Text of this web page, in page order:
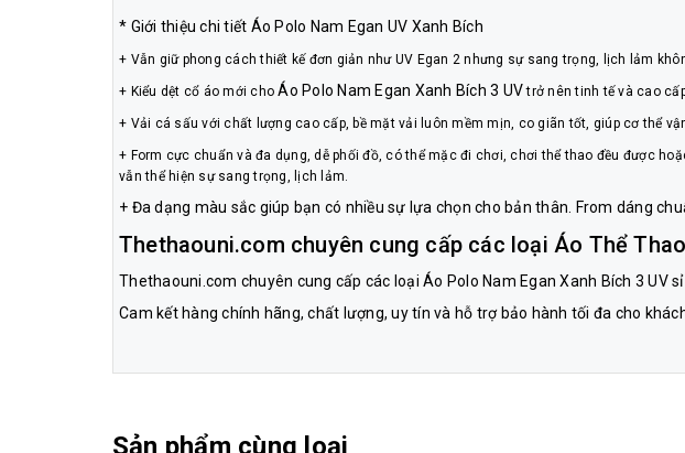
* Giới thiệu chi tiết Áo Polo Nam Egan UV Xanh Bích
+ Vẫn giữ phong cách thiết kế đơn giản như UV Egan 2 nhưng sự sang trọng, lịch lảm
+ Kiểu dệt cổ áo mới choÁo Polo Nam Egan Xanh Bích 3 UVtrở nên tinh tế và cao
+ Vải cá sấu với chất lượng cao cấp, bề mặt vải luôn mềm mịn, co giãn tốt, giúp cơ thể
+ Form cực chuẩn và đa dụng, dễ phối đồ, có thể mặc đi chơi, chơi thể thao đều được
vẫn thể hiện sự sang trọng, lịch lảm.
+ Đa dạng màu sắc giúp bạn có nhiều sự lựa chọn cho bản thân. From dáng
Thethaouni.com chuyên cung cấp các loại Áo Thể
Thethaouni.com chuyên cung cấp các loại Áo Polo Nam Egan Xanh Bích 3 UV
Cam kết hàng chính hãng, chất lượng, uy tín và hỗ trợ bảo hành tối đa cho
Sản phẩm cùng loại